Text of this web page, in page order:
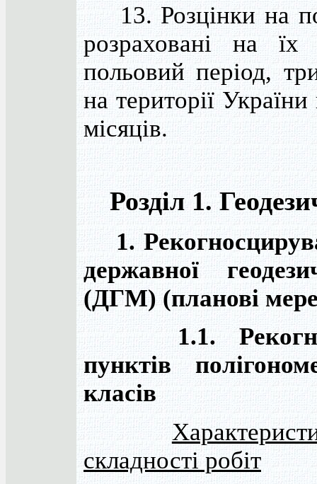
13. Розцінки на
розраховані на
польовий період,
на території
місяців.
Розділ 1.
1.
державної
(ДГМ) (планові
1.1.
пунктів
класів
складності робіт